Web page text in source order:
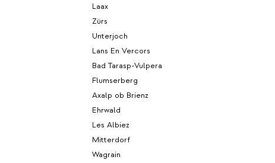
Laax
Zürs
Unterjoch
Lans En Vercors
Bad Tarasp-Vulpera
Flumserberg
Axalp ob Brienz
Ehrwald
Les Albiez
Mitterdorf
Wagrain